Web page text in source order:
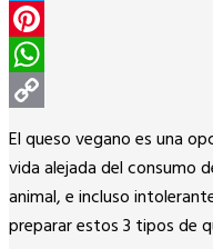
Twitter
Pinterest
WhatsApp
Copy
Link
El queso vegano es una
vida alejada del consumo
animal, e incluso
preparar estos 3 tipos de